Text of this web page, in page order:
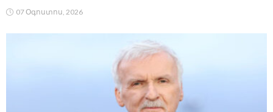
07 Օգոստոս, 2026